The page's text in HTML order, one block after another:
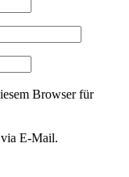
Browser für
E-Mail.